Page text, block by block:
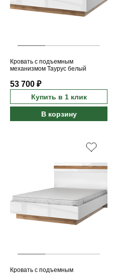
Кровать с подъемным
механизмом Таурус белый
53 700 ₽
Купить в 1 клик
В корзину
Кровать с подъемным